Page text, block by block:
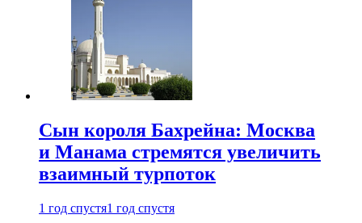
Сын короля Бахрейна: Москва
и Манама стремятся увеличить
взаимный турпоток
1 год спустя1 год спустя